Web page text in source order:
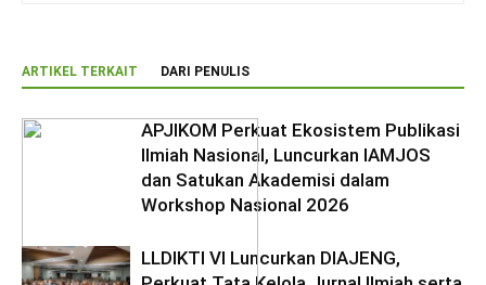
ARTIKEL TERKAIT DARI PENULIS
APJIKOM Perkuat Ekosistem Publikasi
Ilmiah Nasional, Luncurkan IAMJOS
dan Satukan Akademisi dalam
Workshop Nasional 2026
LLDIKTI VI Luncurkan DIAJENG,